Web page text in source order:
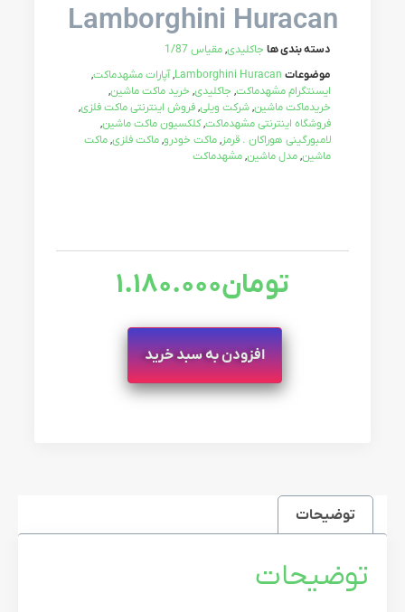
Lamborghini Huracan
دسته بندی ها جاکلیدی,مقیاس 1/87
موضوعات Lamborghini Huracan
,آپارات مشهدماکت,
ایسنتگرام مشهدماکت, جاکلیدی, خرید ماکت ماشین,
خریدماکت ماشین,شرکت ویلی,فروش اینترنتی ماکت فلزی,
فروشگاه اینترنتی مشهدماکت,کلکسیون ماکت ماشین,
لامبورگینی هوراکان . قرمز,ماکت خودرو,ماکت فلزی,ماکت
ماشین,مدل ماشین,مشهدماکت
تومان1.180.000
افزودن به سبد خرید
توضیحات
توضیحات